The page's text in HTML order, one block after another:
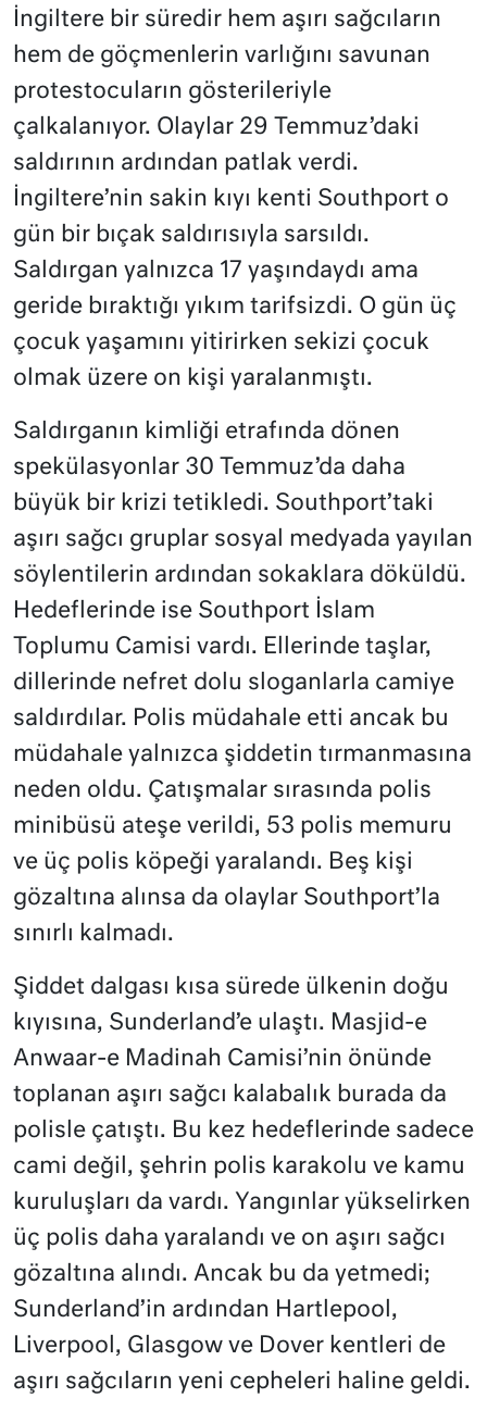
İngiltere bir süredir hem aşırı sağcıların
hem de göçmenlerin varlığını savunan
protestocuların gösterileriyle
çalkalanıyor. Olaylar 29 Temmuz’daki
saldırının ardından patlak verdi.
İngiltere’nin sakin kıyı kenti Southport o
gün bir bıçak saldırısıyla sarsıldı.
Saldırgan yalnızca 17 yaşındaydı ama
geride bıraktığı yıkım tarifsizdi. O gün üç
çocuk yaşamını yitirirken sekizi çocuk
olmak üzere on kişi yaralanmıştı.
Saldırganın kimliği etrafında dönen
spekülasyonlar 30 Temmuz’da daha
büyük bir krizi tetikledi. Southport’taki
aşırı sağcı gruplar sosyal medyada yayılan
söylentilerin ardından sokaklara döküldü.
Hedeflerinde ise Southport İslam
Toplumu Camisi vardı. Ellerinde taşlar,
dillerinde nefret dolu sloganlarla camiye
saldırdılar. Polis müdahale etti ancak bu
müdahale yalnızca şiddetin tırmanmasına
neden oldu. Çatışmalar sırasında polis
minibüsü ateşe verildi, 53 polis memuru
ve üç polis köpeği yaralandı. Beş kişi
gözaltına alınsa da olaylar Southport’la
sınırlı kalmadı.
Şiddet dalgası kısa sürede ülkenin doğu
kıyısına, Sunderland’e ulaştı. Masjid-e
Anwaar-e Madinah Camisi’nin önünde
toplanan aşırı sağcı kalabalık burada da
polisle çatıştı. Bu kez hedeflerinde sadece
cami değil, şehrin polis karakolu ve kamu
kuruluşları da vardı. Yangınlar yükselirken
üç polis daha yaralandı ve on aşırı sağcı
gözaltına alındı. Ancak bu da yetmedi;
Sunderland’in ardından Hartlepool,
Liverpool, Glasgow ve Dover kentleri de
aşırı sağcıların yeni cepheleri haline geldi.